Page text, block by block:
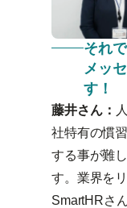
それ
メッ
す！
藤井さん：
社特有の慣
する事が難
す。業界を
SmartHRさ